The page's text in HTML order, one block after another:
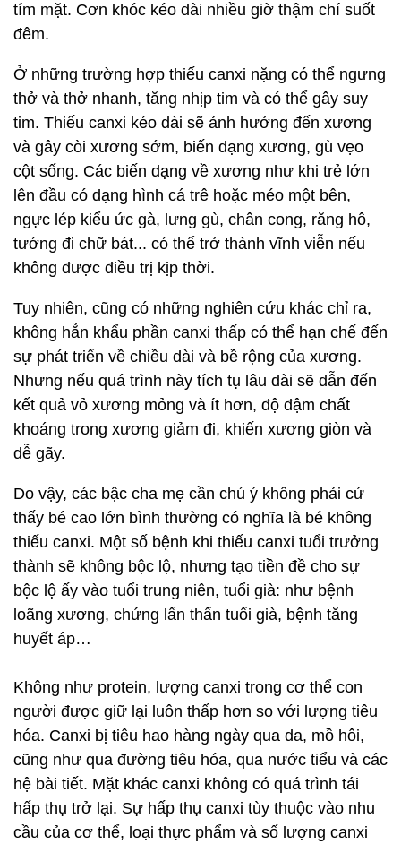
tím mặt. Cơn khóc kéo dài nhiều giờ thậm chí suốt
đêm.
Ở những trường hợp thiếu canxi nặng có thể ngưng
thở và thở nhanh, tăng nhịp tim và có thể gây suy
tim. Thiếu canxi kéo dài sẽ ảnh hưởng đến xương
và gây còi xương sớm, biến dạng xương, gù vẹo
cột sống. Các biến dạng về xương như khi trẻ lớn
lên đầu có dạng hình cá trê hoặc méo một bên,
ngực lép kiểu ức gà, lưng gù, chân cong, răng hô,
tướng đi chữ bát... có thể trở thành vĩnh viễn nếu
không được điều trị kịp thời.
Tuy nhiên, cũng có những nghiên cứu khác chỉ ra,
không hẳn khẩu phần canxi thấp có thể hạn chế đến
sự phát triển về chiều dài và bề rộng của xương.
Nhưng nếu quá trình này tích tụ lâu dài sẽ dẫn đến
kết quả vỏ xương mỏng và ít hơn, độ đậm chất
khoáng trong xương giảm đi, khiến xương giòn và
dễ gãy.
Do vậy, các bậc cha mẹ cần chú ý không phải cứ
thấy bé cao lớn bình thường có nghĩa là bé không
thiếu canxi. Một số bệnh khi thiếu canxi tuổi trưởng
thành sẽ không bộc lộ, nhưng tạo tiền đề cho sự
bộc lộ ấy vào tuổi trung niên, tuổi già: như bệnh
loãng xương, chứng lẩn thẩn tuổi già, bệnh tăng
huyết áp…
Không như protein, lượng canxi trong cơ thể con
người được giữ lại luôn thấp hơn so với lượng tiêu
hóa. Canxi bị tiêu hao hàng ngày qua da, mồ hôi,
cũng như qua đường tiêu hóa, qua nước tiểu và các
hệ bài tiết. Mặt khác canxi không có quá trình tái
hấp thụ trở lại. Sự hấp thụ canxi tùy thuộc vào nhu
cầu của cơ thể, loại thực phẩm và số lượng canxi